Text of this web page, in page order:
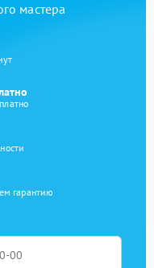
мастера
гарантию